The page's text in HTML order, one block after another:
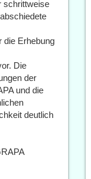
schrittweise
die Erhebung
Die
der
und die
deutlich